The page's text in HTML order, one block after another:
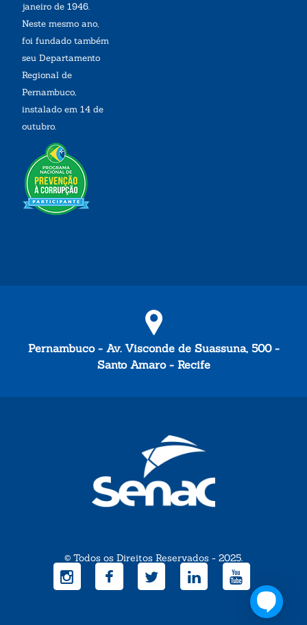
janeiro de 1946.
Neste mesmo ano,
foi fundado também
seu Departamento
Regional de
Pernambuco,
instalado em 14 de
outubro.
Pernambuco - Av. Visconde de Suassuna, 500 -
Santo Amaro - Recife
© Todos os Direitos Reservados - 2025.